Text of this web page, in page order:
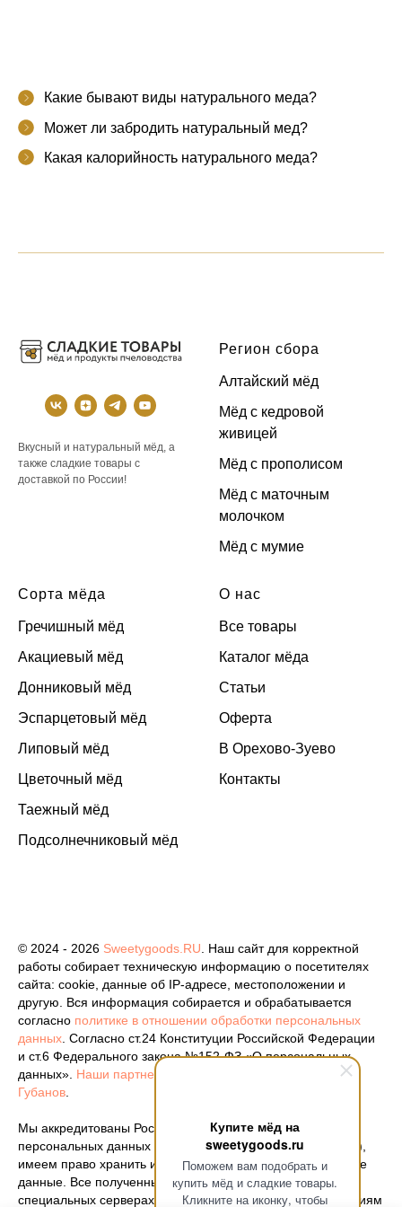
Купите мёд на
sweetygoods.ru
Поможем вам подобрать и
купить мёд и сладкие товары.
Кликните на иконку, чтобы
Какие бывают виды натурального меда?
Может ли забродить натуральный мед?
Какая калорийность натурального меда?
Вкусный и натуральный мёд, а
также сладкие товары с
доставкой по России!
Регион сбора
Алтайский мёд
Мёд с кедровой
живицей
Мёд с прополисом
Мёд с маточным
молочком
Мёд с мумие
Сорта мёда
Гречишный мёд
Акациевый мёд
Донниковый мёд
Эспарцетовый мёд
Липовый мёд
Цветочный мёд
Таежный мёд
Подсолнечниковый мёд
О нас
Все товары
Каталог мёда
Статьи
Оферта
В Орехово-Зуево
Контакты
© 2024 - 2026 Sweetygoods.RU . Наш сайт для корректной
работы собирает техническую информацию о посетителях
сайта: cookie, данные об IP-адресе, местоположении и
другую. Вся информация собирается и обрабатывается
согласно политике в отношении обработки персональных
данных . Согласно ст.24 Конституции Российской Федерации
и ст.6 Федерального закона №152-ФЗ «О персональных
данных». Наши партнеры
Губанов
Мы аккредитованы Роскомнадзором как оператор
персональных данных (
номер регистрации 77-25-386212
),
имеем право хранить и обрабатывать ваши персональные
данные. Все полученные документы хранятся на
специальных серверах, которые отвечают всем требованиям